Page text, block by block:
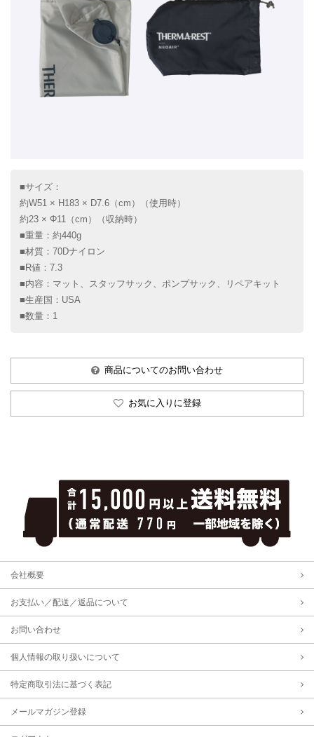
■サイズ：
約W51 × H183 × D7.6（cm）（使用時）
約23 × Φ11（cm）（収納時）
■重量：約440g
■材質：70Dナイロン
■R値：7.3
■内容：マット、スタッフサック、ポンプサック、リペアキット
■生産国：USA
■数量：1
商品についてのお問い合わせ
お気に入りに登録
会社概要
お支払い／配送／返品について
お問い合わせ
個人情報の取り扱いについて
特定商取引法に基づく表記
メールマガジン登録